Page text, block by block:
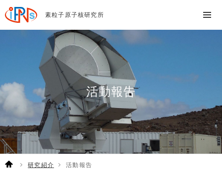
素粒子原子核研究所
活動報告
研究紹介 活動報告